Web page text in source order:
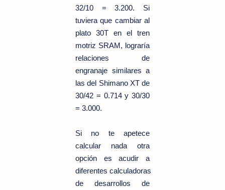
32/10 = 3.200. Si
tuviera que cambiar al
plato 30T en el tren
motriz SRAM, lograría
relaciones de
engranaje similares a
las del Shimano XT de
30/42 = 0.714 y 30/30
= 3.000.
Si no te apetece
calcular nada otra
opción es acudir a
diferentes calculadoras
de desarrollos de